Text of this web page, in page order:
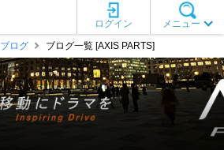
メニュー
ログイン
ブログ ブログ一覧 [AXIS PARTS]